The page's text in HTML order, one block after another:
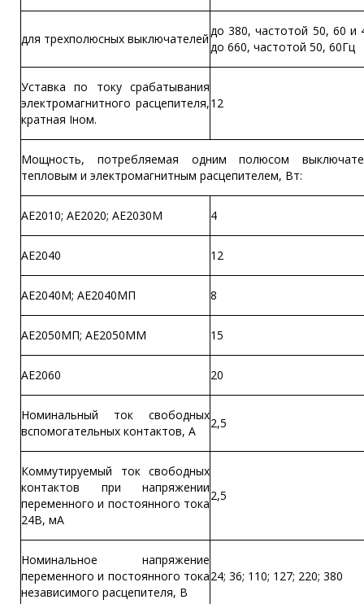
для трехполюсных выключателей
до 380, частотой 50, 60 и
до 660, частотой 50, 60Гц
Уставка по току срабатывания
электромагнитного расцепителя,
кратная Iном.
12
Мощность, потребляемая одним полюсом
тепловым и электромагнитным расцепителем, Вт:
АЕ2010; АЕ2020; АЕ2030М 4
АЕ2040 12
АЕ2040М; АЕ2040МП 8
АЕ2050МП; АЕ2050ММ 15
АЕ2060 20
Номинальный ток свободных
вспомогательных контактов, А
2,5
Коммутируемый ток свободных
контактов при напряжении
переменного и постоянного тока
24В, мА
2,5
Номинальное напряжение
переменного и постоянного тока
независимого расцепителя, В
24; 36; 110; 127; 220; 380